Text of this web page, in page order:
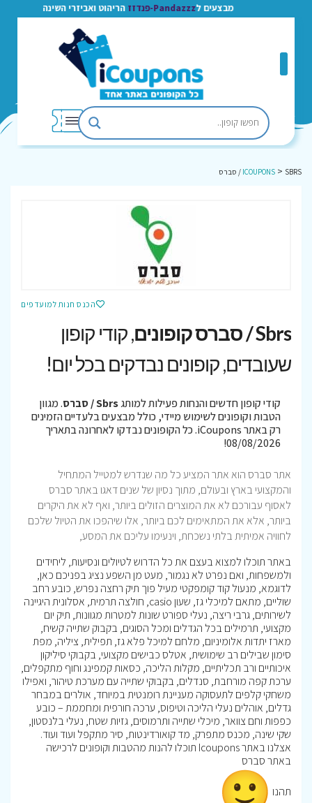
מבצעים ל Pandazzz-פנדזז הריהוט ואביזרי השינה
ICOUPONS > SBRS / סברס
הכנס חנות למועדפים
Sbrs / סברס קופונים
, קודי קופון
שעובדים, קופונים נבדקים בכל יום!
קודי קופון חדשים והנחות פעילות למותגSbrs / סברס
. מגוון
הטבות וקופונים לשימוש מיידי, כולל מבצעים בלעדיים הזמינים
רק באתר iCoupons. כל הקופונים נבדקו לאחרונה בתאריך
08/08/2026!
אתר סברס הוא אתר המציע כל מה שנדרש למטייל המתחיל
והמקצועי בארץ ובעולם, מתוך נסיון של שנים דאגו באתר סברס
לאסוף עבורכם לא את המוצרים הזולים ביותר, ואף לא את היקרים
ביותר, אלא את המתאימים לכם ביותר, אלו שיהפכו את הטיול שלכם
לחוויה אמיתית בלתי נשכחת, וינעימו עליכם את המסע,
באתר תוכלו למצוא בעצם את כל הדרוש לטיולים ונסיעות, ליחידים
ולמשפחות, ואם נפרט לא נגמור, מעט מן השפע נציג בפניכם כאן,
לדוגמא, מנעול קוד קומפקטי מעיל פוך תיק רחצה נפרש, כובע רחב
שוליים, מתאם למיכלי גז, שעון casio, חולצה תרמית, אסלונית היגיינה
לשירותים, גרבי ריצה, נעלי ספורט שונות למטרות מגוונות, תיק יום
מקצועי, תרמילים בכל הגדלים ומכל הסוגים, בקבוק שתייה קשיח,
מארז יתדות אלומיניום, מלחם למיכל פלא גז, תפילית, ציליה, מפת
סימון שבילים רב שימושית, אטלס כבישים מקצועי, בקבוקי סיליקון
איכותיים ורב תכליתיים, מקלות הליכה, כסאות קמפינג וחוף מתקפלים,
ערכת קפה מורחבת, סנדלים, בקבוקי שתייה עם מערכת טיהור, ואפילו
משחקי קלפים לתעסוקה מעניינת רומנטית במיוחד, אולרים במבחר
גדלים, אוהלים נעלי הליכה וטיפוס, ערכה חורפית ומחממת – כובע
כפפות וחם צוואר, מיכלי שתייה ותרמוסים, גזיות שטח, נעלי בלנסטון,
שקי שינה, מכנס מתפרק, מד קואורדינטות, סיר מתקפל ועוד ועוד.
אצלנו באתר Icoupons תוכלו להנות מהטבות וקופונים לרכישה
באתר סברס
תהנו